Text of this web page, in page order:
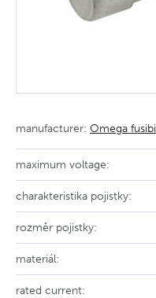
manufacturer: Omega
maximum voltage:
charakteristika pojistky:
rozměr pojistky:
materiál:
rated current: